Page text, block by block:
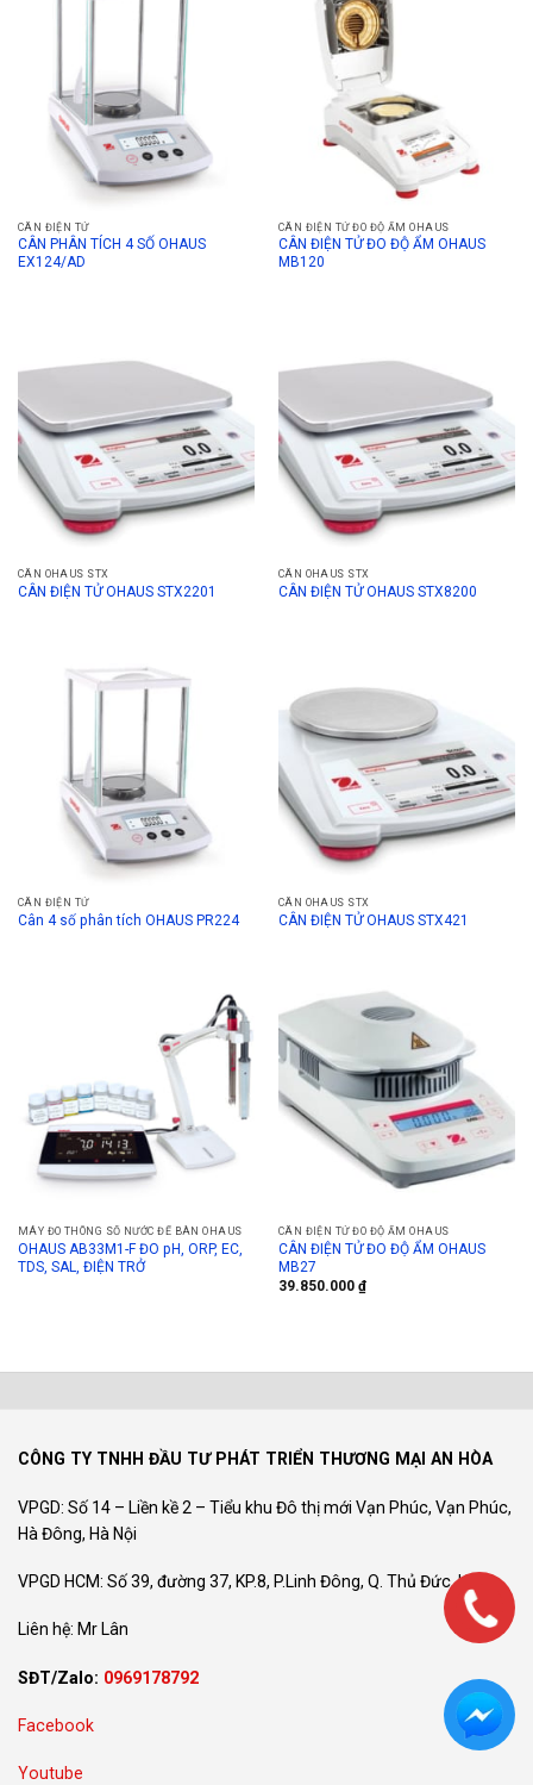
CÂN ĐIỆN TỬ
CÂN PHÂN TÍCH 4 SỐ OHAUS
EX124/AD
CÂN ĐIỆN TỬ ĐO ĐỘ ẨM OHAUS
CÂN ĐIỆN TỬ ĐO ĐỘ ẨM OHAUS
MB120
CÂN OHAUS STX
CÂN ĐIỆN TỬ OHAUS STX2201
CÂN OHAUS STX
CÂN ĐIỆN TỬ OHAUS STX8200
CÂN ĐIỆN TỬ
Cân 4 số phân tích OHAUS PR224
CÂN OHAUS STX
CÂN ĐIỆN TỬ OHAUS STX421
MÁY ĐO THÔNG SỐ NƯỚC ĐỂ BÀN OHAUS
OHAUS AB33M1-F ĐO pH, ORP, EC,
TDS, SAL, ĐIỆN TRỞ
CÂN ĐIỆN TỬ ĐO ĐỘ ẨM OHAUS
CÂN ĐIỆN TỬ ĐO ĐỘ ẨM OHAUS
MB27
39.850.000 ₫
CÔNG TY TNHH ĐẦU TƯ PHÁT TRIỂN THƯƠNG MẠI AN HÒA
VPGD: Số 14 – Liền kề 2 – Tiểu khu Đô thị mới Vạn Phúc, Vạn Phúc,
Hà Đông, Hà Nội
VPGD HCM: Số 39, đường 37, KP.8, P.Linh Đông, Q. Thủ Đức, HCM
Liên hệ: Mr Lân
SĐT/Zalo: 0969178792
Facebook
Youtube